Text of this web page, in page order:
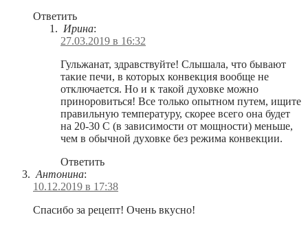
Ответить
Ирина:
27.03.2019 в 16:32
Гульжанат, здравствуйте! Слышала, что бывают
такие печи, в которых конвекция вообще не
отключается. Но и к такой духовке можно
приноровиться! Все только опытном путем, ищите
правильную температуру, скорее всего она будет
на 20-30 С (в зависимости от мощности) меньше,
чем в обычной духовке без режима конвекции.
Ответить
Антонина:
10.12.2019 в 17:38
Спасибо за рецепт! Очень вкусно!